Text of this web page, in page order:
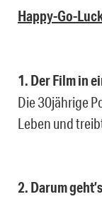
Happy-Go-
1. Der Film in
Die 30jährige
Leben und
2. Darum geht’s